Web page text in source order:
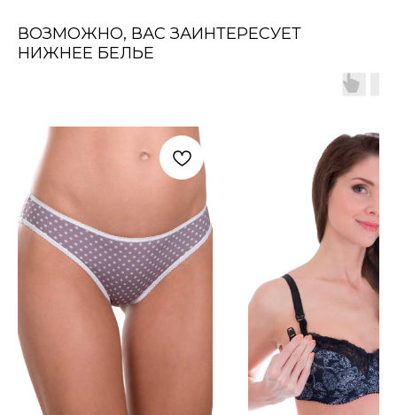
ВОЗМОЖНО, ВАС ЗАИНТЕРЕСУЕТ
НИЖНЕЕ БЕЛЬЕ